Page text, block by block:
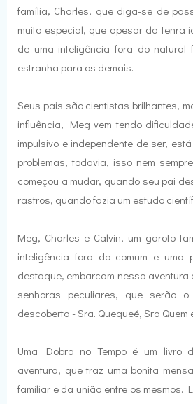
família, Charles, que diga-se de
muito especial, que apesar da tenra
de uma inteligência fora do natural
estranha para os demais.
Seus pais são cientistas brilhantes,
influência, Meg vem tendo
impulsivo e independente de ser,
problemas, todavia, isso nem
começou a mudar, quando seu pai
rastros, quando fazia um estudo
Meg, Charles e Calvin, um garoto
inteligência fora do comum e uma
destaque, embarcam nessa aventura
senhoras peculiares, que serão
descoberta - Sra. Quequeé, Sra Quem
Uma Dobra no Tempo é um livro
aventura, que traz uma bonita
familiar e da união entre os mesmos.